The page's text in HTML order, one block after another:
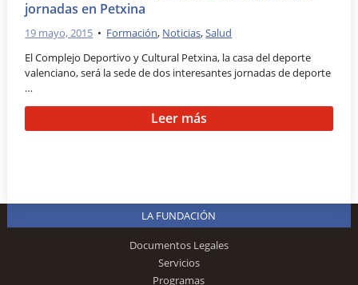
jornadas en Petxina
19 mayo, 2015 • Formación, Noticias,Salud
El Complejo Deportivo y Cultural Petxina, la casa del deporte
valenciano, será la sede de dos interesantes jornadas de deporte
…
Leer más
LA FUNDACIÓN
Documentos Legales
Servicios
Programas